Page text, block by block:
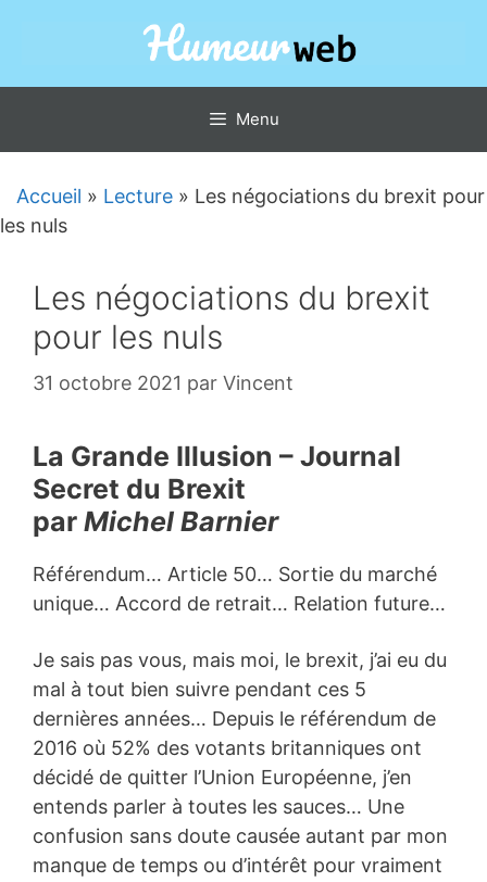
Menu
Accueil » Lecture » Les négociations du brexit pour
les nuls
Les négociations du brexit
pour les nuls
31 octobre 2021 par Vincent
La Grande Illusion – Journal
Secret du Brexit
par Michel Barnier
Référendum… Article 50… Sortie du marché
unique… Accord de retrait… Relation future…
Je sais pas vous, mais moi, le brexit, j’ai eu du
mal à tout bien suivre pendant ces 5
dernières années… Depuis le référendum de
2016 où 52% des votants britanniques ont
décidé de quitter l’Union Européenne, j’en
entends parler à toutes les sauces… Une
confusion sans doute causée autant par mon
manque de temps ou d’intérêt pour vraiment